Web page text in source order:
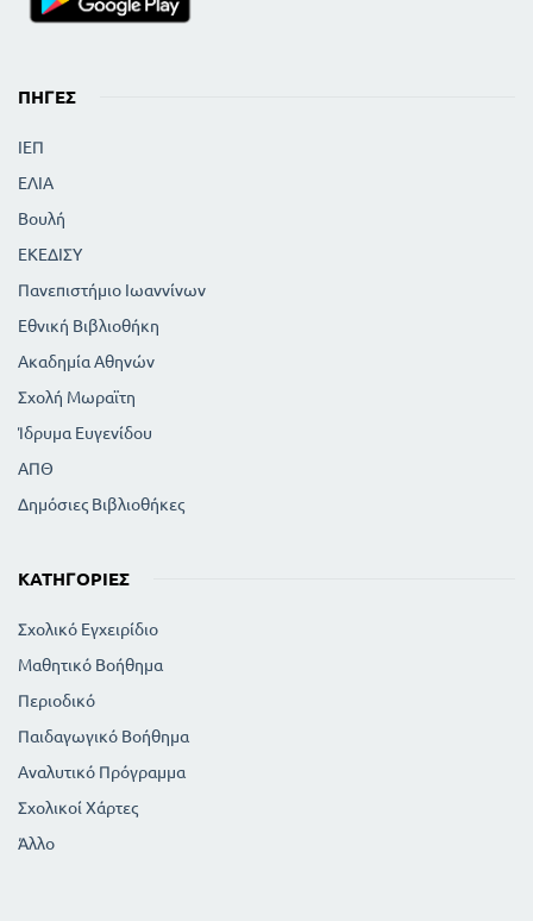
ΠΗΓΈΣ
ΙΕΠ
ΕΛΙΑ
Βουλή
ΕΚΕΔΙΣΥ
Πανεπιστήμιο Ιωαννίνων
Εθνική Βιβλιοθήκη
Ακαδημία Αθηνών
Σχολή Μωραϊτη
Ίδρυμα Ευγενίδου
ΑΠΘ
Δημόσιες Βιβλιοθήκες
ΚΑΤΗΓΟΡΊΕΣ
Σχολικό Εγχειρίδιο
Μαθητικό Βοήθημα
Περιοδικό
Παιδαγωγικό Βοήθημα
Αναλυτικό Πρόγραμμα
Σχολικοί Χάρτες
Άλλο